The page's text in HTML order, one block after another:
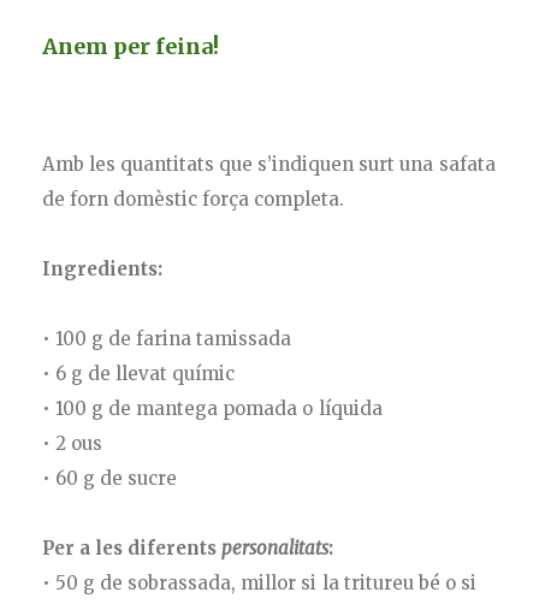
Anem per feina!
Amb les quantitats que s’indiquen surt una safata
de forn domèstic força completa.
Ingredients:
• 100 g de farina tamissada
• 6 g de llevat químic
• 100 g de mantega pomada o líquida
• 2 ous
• 60 g de sucre
Per a les diferents personalitats:
• 50 g de sobrassada, millor si la tritureu bé o si